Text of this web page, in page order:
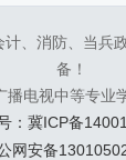
、消防、当兵
备！
播电视中等专业
：冀ICP备
网安备